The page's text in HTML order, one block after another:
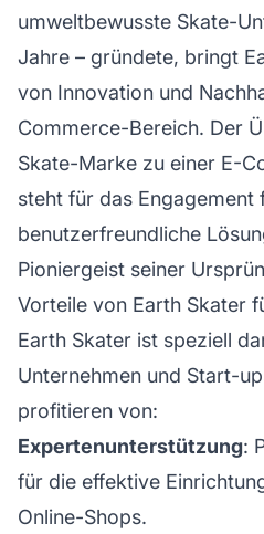
umweltbewusste Skate-
Jahre – gründete, bringt
von Innovation und
Commerce-Bereich. Der
Skate-Marke zu einer E-
steht für das Engagement
benutzerfreundliche
Pioniergeist seiner
Vorteile von Earth Skater
Earth Skater ist speziell
Unternehmen und Start-
profitieren von:
Expertenunterstützung:
für die effektive
Online-Shops.